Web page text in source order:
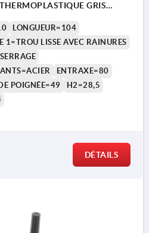
GRIS
LONGUEUR=104
1=TROU LISSE AVEC RAINURES
ENTRAXE=80
POIGNÉE=49
H2=28,5
DÉTAILS